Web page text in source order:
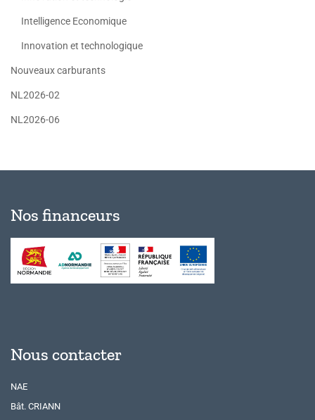
Intelligence Economique
Innovation et technologique
Nouveaux carburants
NL2026-02
NL2026-06
Nos financeurs
Nous contacter
NAE
Bât. CRIANN